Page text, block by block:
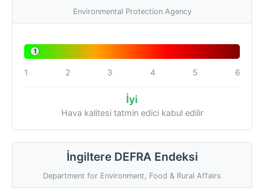
Environmental Protection Agency
1
1 2 3 4 5 6
İyi
Hava kalitesi tatmin edici kabul edilir
İngiltere DEFRA Endeksi
Department for Environment, Food & Rural Affairs